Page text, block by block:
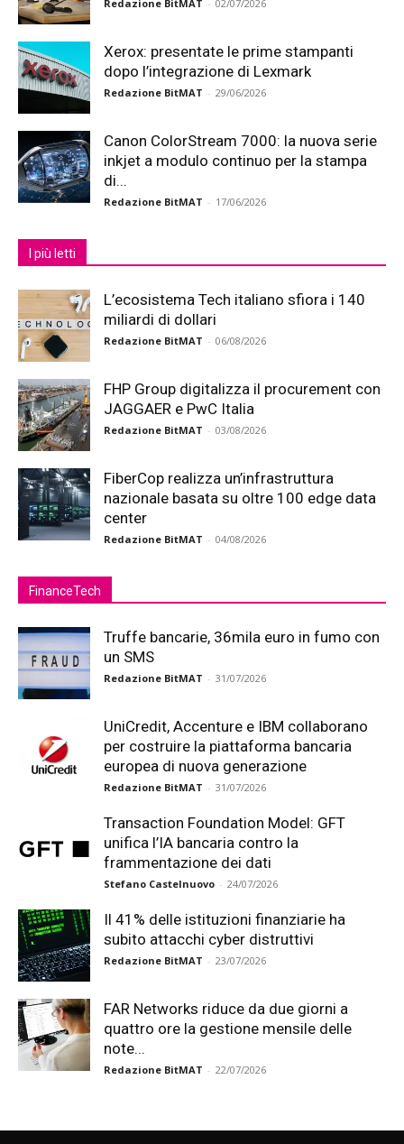
Redazione BitMAT - 02/07/2026
Xerox: presentate le prime stampanti
dopo l’integrazione di Lexmark
Redazione BitMAT - 29/06/2026
Canon ColorStream 7000: la nuova serie
inkjet a modulo continuo per la stampa
di...
Redazione BitMAT - 17/06/2026
I più letti
L’ecosistema Tech italiano sfiora i 140
miliardi di dollari
Redazione BitMAT - 06/08/2026
FHP Group digitalizza il procurement con
JAGGAER e PwC Italia
Redazione BitMAT - 03/08/2026
FiberCop realizza un’infrastruttura
nazionale basata su oltre 100 edge data
center
Redazione BitMAT - 04/08/2026
FinanceTech
Truffe bancarie, 36mila euro in fumo con
un SMS
Redazione BitMAT - 31/07/2026
UniCredit, Accenture e IBM collaborano
per costruire la piattaforma bancaria
europea di nuova generazione
Redazione BitMAT - 31/07/2026
Transaction Foundation Model: GFT
unifica l’IA bancaria contro la
frammentazione dei dati
Stefano Castelnuovo - 24/07/2026
Il 41% delle istituzioni finanziarie ha
subito attacchi cyber distruttivi
Redazione BitMAT - 23/07/2026
FAR Networks riduce da due giorni a
quattro ore la gestione mensile delle
note...
Redazione BitMAT - 22/07/2026